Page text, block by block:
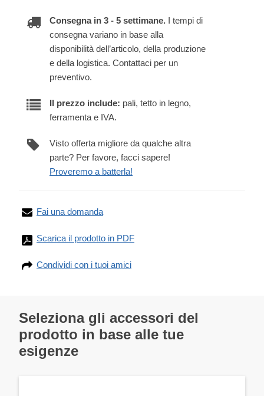
Consegna in 3 - 5 settimane. I tempi di
consegna variano in base alla
disponibilità dell’articolo, della produzione
e della logistica. Contattaci per un
preventivo.
Il prezzo include: pali, tetto in legno,
ferramenta e IVA.
Visto offerta migliore da qualche altra
parte? Per favore, facci sapere!
Proveremo a batterla!
Fai una domanda
Scarica il prodotto in PDF
Condividi con i tuoi amici
Seleziona gli accessori del
prodotto in base alle tue
esigenze